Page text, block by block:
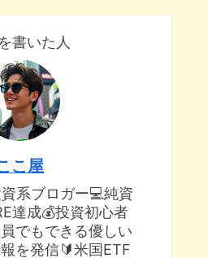
書いた人
こ屋
系ブロガー💻純資
達成💰投資初心者
でもできる優しい
を発信🔰米国ETF